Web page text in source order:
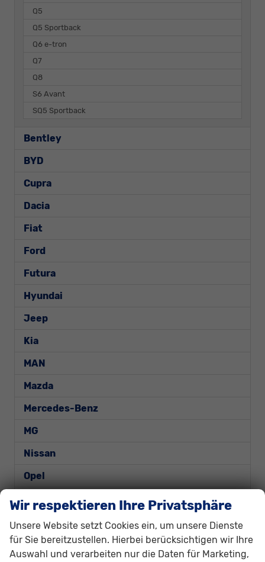
Q5
Q5 Sportback
Q6 e-tron
Q7
Q8
S6 Avant
SQ5 Sportback
Bentley
BYD
Cupra
Dacia
Fiat
Ford
Futura
Hyundai
Jeep
Kia
MAN
Mazda
Mercedes-Benz
MG
Nissan
Opel
Porsche
Renault
Wir respektieren Ihre Privatsphäre
Unsere Website setzt Cookies ein, um unsere Dienste
für Sie bereitzustellen. Hierbei berücksichtigen wir Ihre
Auswahl und verarbeiten nur die Daten für Marketing,